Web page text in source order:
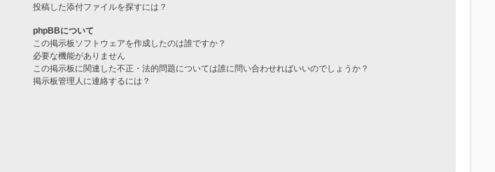
投稿した添付ファイルを探すには？
phpBBについて
この掲示板ソフトウェアを作成したのは誰ですか？
必要な機能がありません
この掲示板に関連した不正・法的問題については誰に問い合わせればいいのでしょうか？
掲示板管理人に連絡するには？